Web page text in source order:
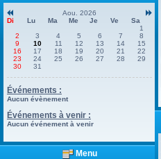
Aou. 2026
Di
Lu Ma Me Je Ve
Sa
1
2
3 4 5 6 7
8
9
10 11 12 13 14
15
16
17 18 19 20 21
22
23
24 25 26 27 28
29
30
31
Événements :
Aucun évènement
Événements à venir :
Aucun événement à venir
Menu